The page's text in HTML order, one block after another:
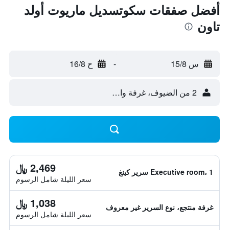
أفضل صفقات سكوتسديل ماريوت أولد
تاون
س 15/8 - ح 16/8
2 من الضيوف، غرفة واحدة
Executive room، 1 سرير كينغ 2,469 ﷼
سعر الليلة شامل الرسوم
غرفة منتجع، نوع السرير غير معروف 1,038 ﷼
سعر الليلة شامل الرسوم